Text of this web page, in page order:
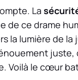
La
de ce drame
lumière de la
Voilà le cœur